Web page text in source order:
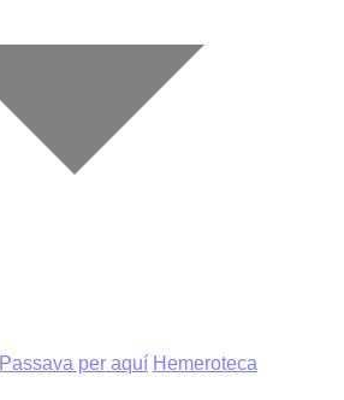
Passava per aquí Hemeroteca